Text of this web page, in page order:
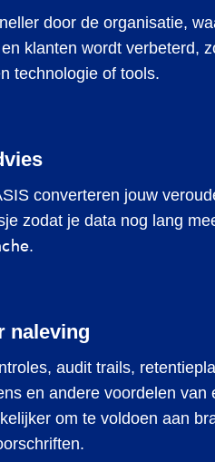
door de organisatie,
klanten wordt verbeterd,
technologie of tools.
converteren jouw
zodat je data nog lang
.
naleving
audit trails,
en andere voordelen van
om te voldoen aan